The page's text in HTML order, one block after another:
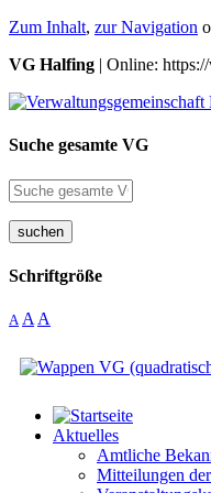
Zum Inhalt, zur Navigation
VG Halfing | Online:
Suche gesamte VG
suchen
Schriftgröße
A A A
Aktuelles
Amtliche
Mitteilungen